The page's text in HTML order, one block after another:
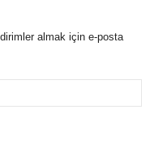
almak için e-posta